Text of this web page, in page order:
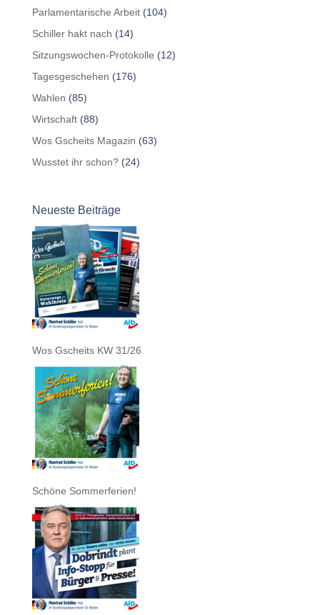
Parlamentarische Arbeit(104)
Schiller hakt nach (14)
Sitzungswochen-Protokolle (12)
Tagesgeschehen (176)
Wahlen (85)
Wirtschaft(88)
Wos Gscheits Magazin (63)
Wusstet ihr schon?(24)
Neueste Beiträge
Wos Gscheits KW 31/26
Schöne Sommerferien!